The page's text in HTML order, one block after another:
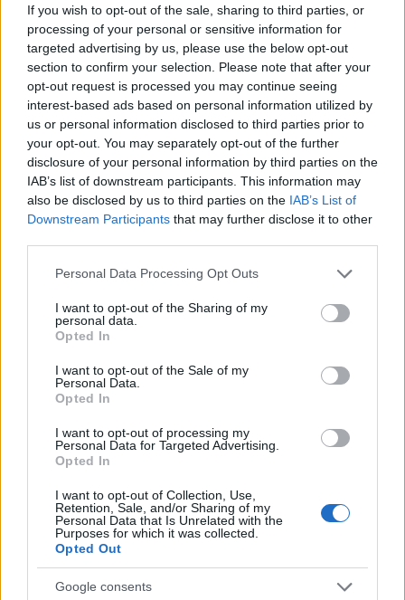
If you wish to opt-out of the sale, sharing to third parties, or
processing of your personal or sensitive information for
targeted advertising by us, please use the below opt-out
section to confirm your selection. Please note that after your
opt-out request is processed you may continue seeing
interest-based ads based on personal information utilized by
us or personal information disclosed to third parties prior to
your opt-out. You may separately opt-out of the further
disclosure of your personal information by third parties on the
IAB’s list of downstream participants. This information may
also be disclosed by us to third parties on the IAB’s List of
Downstream Participants that may further disclose it to other
Please note that this website/app uses one or more Google
not limited to your visit or usage behaviour. You may click to
grant or deny consent to Google and its third-party tags to
use your data for below specified purposes in below Google
consent section.
Personal Data Processing Opt Outs
I want to opt-out of the Sharing of my
personal data.
Opted In
I want to opt-out of the Sale of my
Personal Data.
Opted In
I want to opt-out of processing my
Personal Data for Targeted Advertising.
Opted In
I want to opt-out of Collection, Use,
Retention, Sale, and/or Sharing of my
Personal Data that Is Unrelated with the
Purposes for which it was collected.
Opted Out
Google consents
Notizie in tempo reale?
Entra nel canale telegram di
GalluraOggi.it
Ricevi le nostre ultime news
daGoogle News
Condividi l'articolo
F
a
ce
b
o
o
k
T
w
it
te
r
n
re
h
s
p
p
h
re
Prossimo articolo
NOTIZIE RECENTI
Calangianus, dopo le polemiche il centro
accoglienza minori chiude